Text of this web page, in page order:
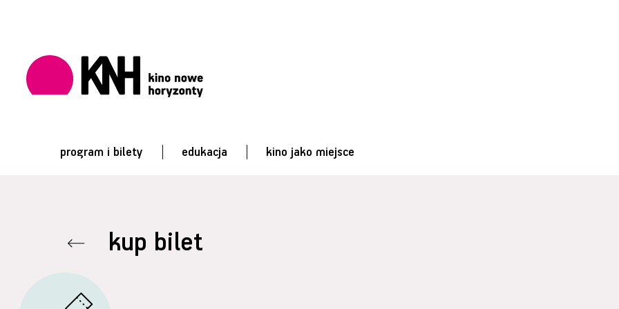
program i bilety edukacja kino jako miejsce
kup bilet